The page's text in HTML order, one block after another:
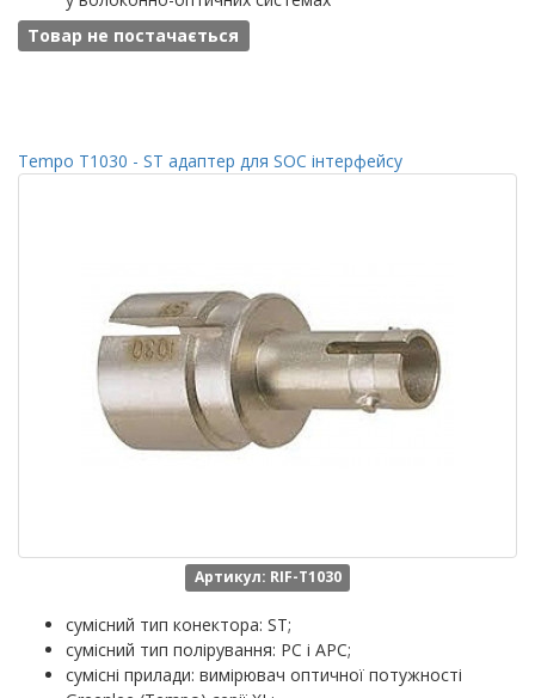
Товар не постачається
Tempo T1030 - ST адаптер для SOC інтерфейсу
Артикул: RIF-T1030
сумісний тип конектора: ST;
сумісний тип полірування: PC і APC;
сумісні прилади: вимірювач оптичної потужності